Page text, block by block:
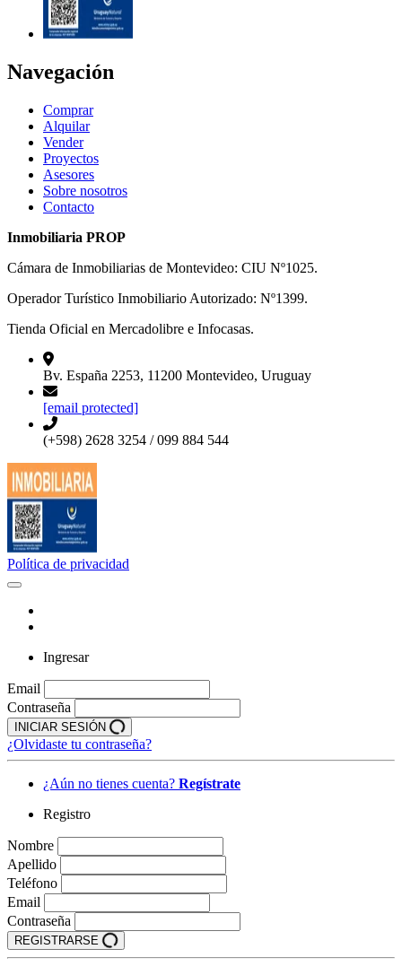
Navegación
Comprar
Alquilar
Vender
Proyectos
Asesores
Sobre nosotros
Contacto
Inmobiliaria PROP
Cámara de Inmobiliarias de Montevideo: CIU Nº1025.
Operador Turístico Inmobiliario Autorizado: Nº1399.
Tienda Oficial en Mercadolibre e Infocasas.
Bv. España 2253, 11200 Montevideo, Uruguay
[email protected]
(+598) 2628 3254 / 099 884 544
Política de privacidad
Ingresar
Email
Contraseña
INICIAR SESIÓN
¿Olvidaste tu contraseña?
¿Aún no tienes cuenta? Regístrate
Registro
Nombre
Apellido
Teléfono
Email
Contraseña
REGISTRARSE